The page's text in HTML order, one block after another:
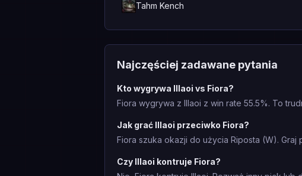
Tahm Kench
Najczęściej zadawane pytania
Kto wygrywa Illaoi vs Fiora?
Fiora wygrywa z Illaoi z win rate 55.5%. To
Jak grać Illaoi przeciwko Fiora?
Fiora szuka okazji do użycia Riposta (W).
Czy Illaoi kontruje Fiora?